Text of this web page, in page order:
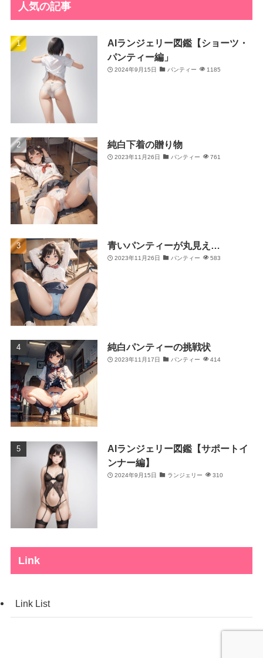
人気の記事
AIランジェリー図鑑【ショーツ・
パンティー編」
2024年9月15日 パンティー 1185
純白下着の贈り物
2023年11月26日 パンティー 761
青いパンティーが丸見え…
2023年11月26日 パンティー 583
純白パンティーの挑戦状
2023年11月17日 パンティー 414
AIランジェリー図鑑【サポートイ
ンナー編】
2024年9月15日 ランジェリー 310
Link
Link List